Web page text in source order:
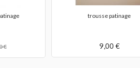
€
trousse patinage
9,00 €